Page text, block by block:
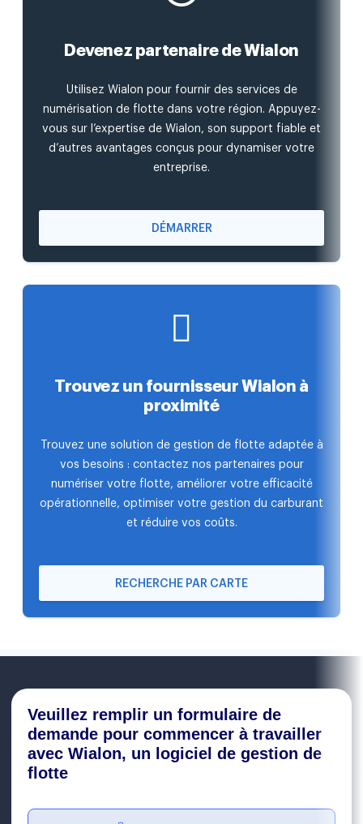
Devenez partenaire de Wialon
Utilisez Wialon pour fournir des services de
numérisation de flotte dans votre région. Appuyez-
vous sur l’expertise de Wialon, son support fiable et
d’autres avantages conçus pour dynamiser votre
entreprise.
DÉMARRER
Trouvez un fournisseur Wialon à
proximité
Trouvez une solution de gestion de flotte adaptée à
vos besoins : contactez nos partenaires pour
numériser votre flotte, améliorer votre efficacité
opérationnelle, optimiser votre gestion du carburant
et réduire vos coûts.
RECHERCHE PAR CARTE